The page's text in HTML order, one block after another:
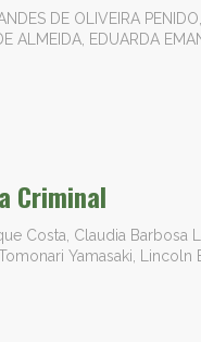
DE OLIVEIRA
ALMEIDA, EDUARDA
Criminal
Costa, Claudia Barbosa
Yamasaki, Lincoln